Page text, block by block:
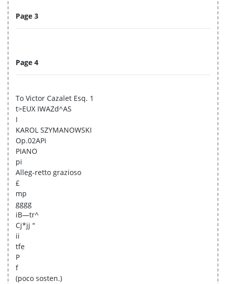
Page 3
Page 4
To Victor Cazalet Esq. 1
t>EUX IWAZd^AS
I
KAROL SZYMANOWSKI
Op.02APi
PIANO
pi
Alleg-retto grazioso
£
mp
gggg
iB—tr^
Cj*jj "
ii
tfe
P
f
(poco sosten.)